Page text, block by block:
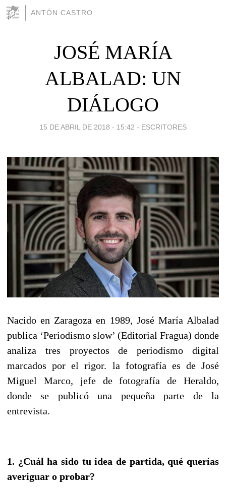
ANTÓN CASTRO
JOSÉ MARÍA
ALBALAD: UN
DIÁLOGO
15 DE ABRIL DE 2018 - 15:42 - ESCRITORES
Nacido en Zaragoza en 1989, José María Albalad
publica ‘Periodismo slow’ (Editorial Fragua) donde
analiza tres proyectos de periodismo digital
marcados por el rigor. la fotografía es de José
Miguel Marco, jefe de fotografía de Heraldo,
donde se publicó una pequeña parte de la
entrevista.
1. ¿Cuál ha sido tu idea de partida, qué querías
averiguar o probar?